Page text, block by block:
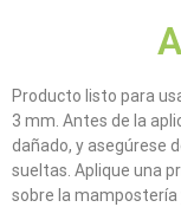
Producto listo para
3 mm. Antes de la
dañado, y asegúrese
sueltas. Aplique una
sobre la mampostería